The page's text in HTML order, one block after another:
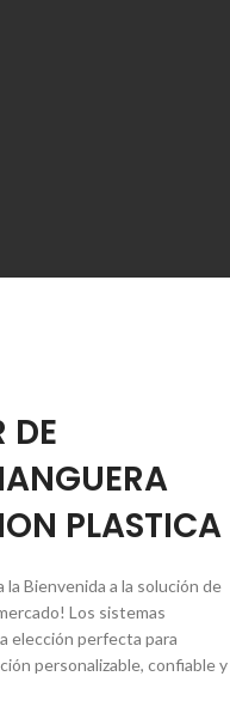
DE
PLASTICA
la Bienvenida a la solución de
Los sistemas
elección perfecta para
personalizable, confiable y